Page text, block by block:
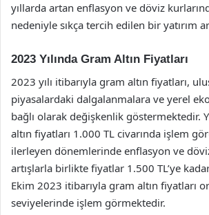
yıllarda artan enflasyon ve döviz
nedeniyle sıkça tercih edilen bir yatırım
2023 Yılında Gram Altın Fiyatları
2023 yılı itibarıyla gram altın fiyatları,
piyasalardaki dalgalanmalara ve yerel
bağlı olarak değişkenlik göstermektedir.
altın fiyatları 1.000 TL civarında işlem
ilerleyen dönemlerinde enflasyon ve
artışlarla birlikte fiyatlar 1.500 TL’ye
Ekim 2023 itibarıyla gram altın fiyatları
seviyelerinde işlem görmektedir.